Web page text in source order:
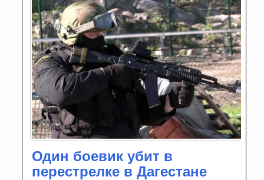
Один боевик убит в
перестрелке в Дагестане